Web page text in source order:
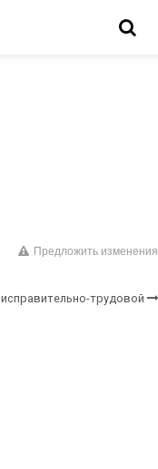
Предложить изменения
исправительно-трудовой